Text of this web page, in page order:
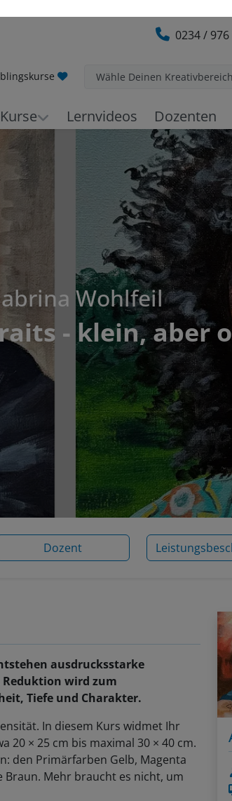
0234 / 976
Wohlfeil
- klein, aber
Dozent
ausdrucksstarke
wird zum
Tiefe und Charakter.
In diesem Kurs widmet Ihr
× 25 cm bis maximal 30 × 40 cm.
den Primärfarben Gelb, Magenta
Braun. Mehr braucht es nicht, um